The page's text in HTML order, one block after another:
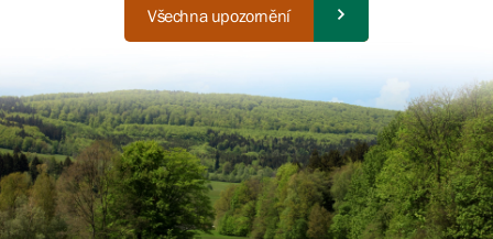
Všechna upozornění